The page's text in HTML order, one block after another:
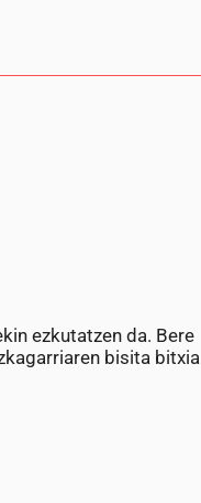
ezkutatzen da. Bere
bisita bitxia